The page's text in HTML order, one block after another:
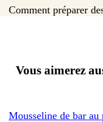
Comment préparer
Vous aimerez
Mousseline de bar